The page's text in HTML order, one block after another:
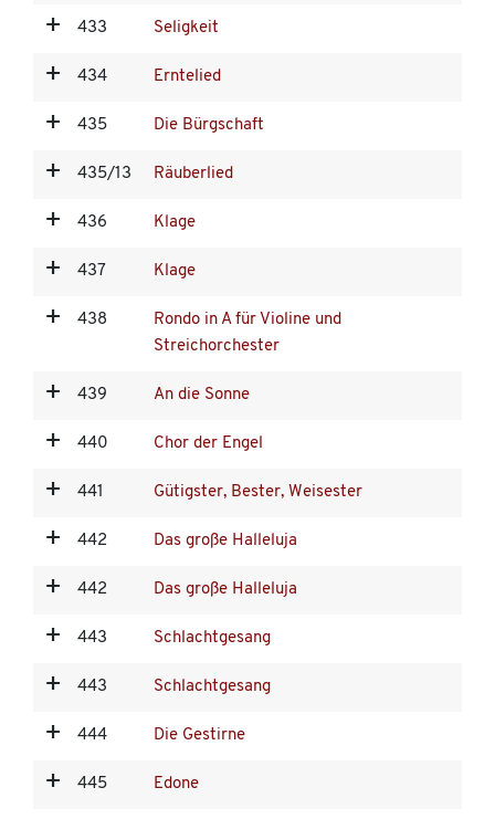
433 Seligkeit
434 Erntelied
435 Die Bürgschaft
435/13 Räuberlied
436 Klage
437 Klage
438
Rondo in A für Violine und
Streichorchester
439 An die Sonne
440 Chor der Engel
441 Gütigster, Bester, Weisester
442 Das große Halleluja
442 Das große Halleluja
443 Schlachtgesang
443 Schlachtgesang
444 Die Gestirne
445 Edone